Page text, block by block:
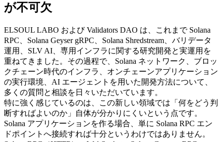
が不可欠
ELSOUL LABO および Validators DAO は、これまで Solana
RPC、Solana Geyser gRPC、Solana Shredstream、バリデータ
運用、SLV AI、専用インフラに関する研究開発と実運用を
重ねてきました。その過程で、Solana ネットワーク、ブロッ
クチェーン時代のインフラ、オンチェーンアプリケーション
の実行環境、AI エージェントを用いた開発方法について、
多くの質問と相談を日々いただいています。
特に強く感じているのは、この新しい領域では「何をどう判
断すればよいのか」自体が分かりにくいという点です。
Solana アプリケーションを作る場合、単に Solana RPC エン
ドポイントへ接続すれば十分というわけではありません。